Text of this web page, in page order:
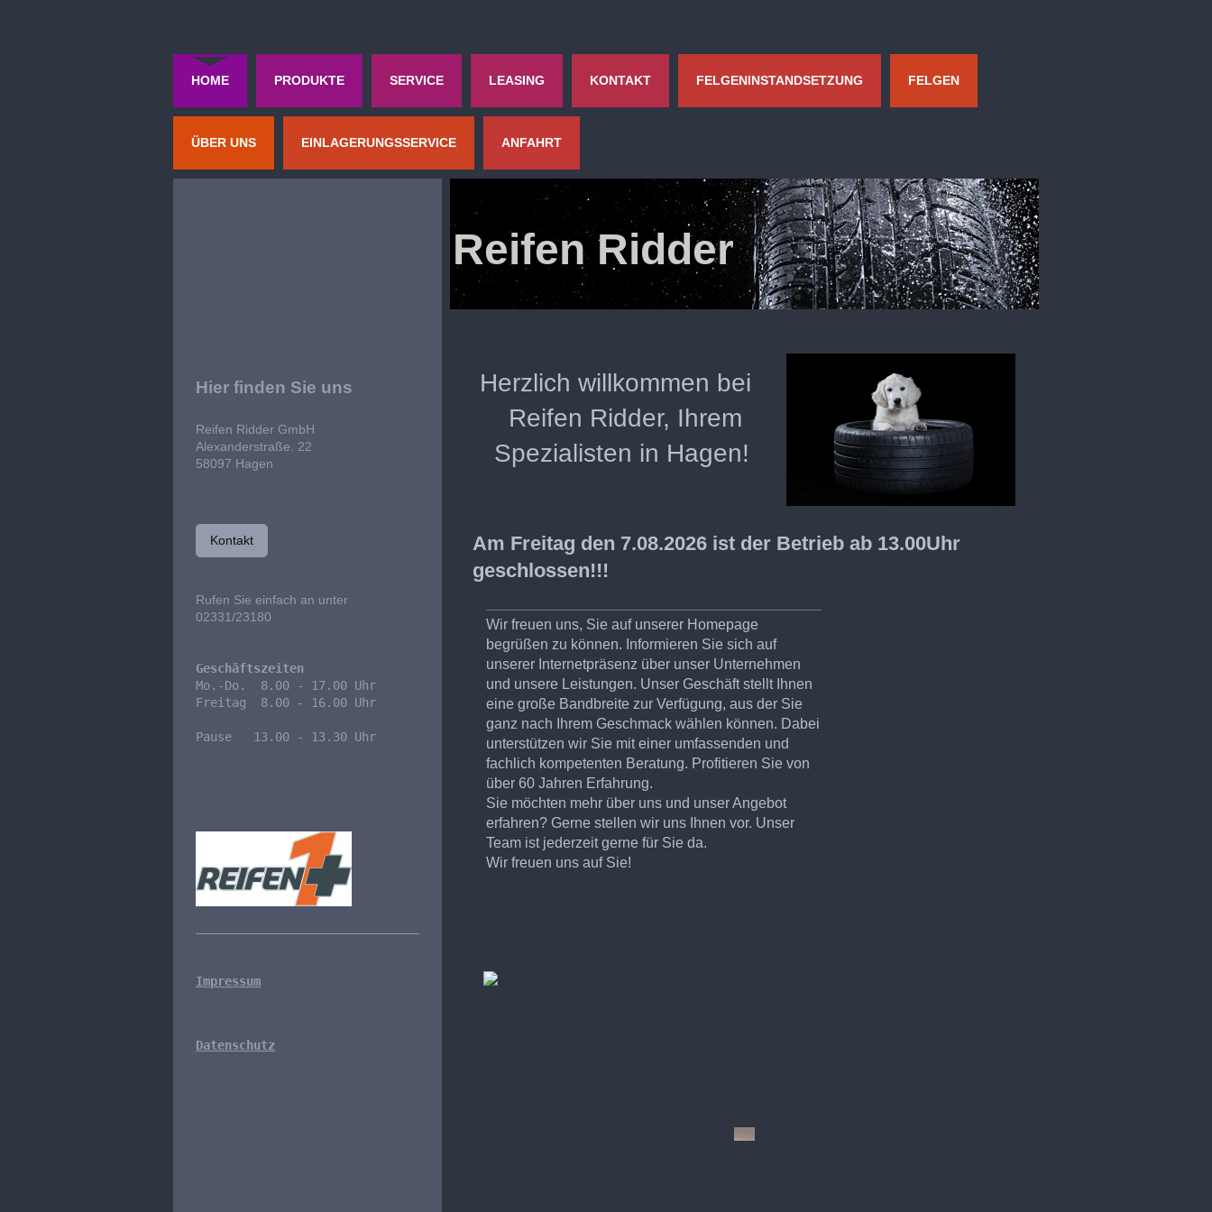
HOME PRODUKTE SERVICE LEASING KONTAKT FELGENINSTANDSETZUNG FELGEN
ÜBER UNS EINLAGERUNGSSERVICE ANFAHRT
Reifen Ridder
Herzlich willkommen bei
Reifen Ridder, Ihrem
Spezialisten in Hagen!
Am Freitag den 7.08.2026 ist der Betrieb ab 13.00Uhr
geschlossen!!!
Wir freuen uns, Sie auf unserer Homepage
begrüßen zu können. Informieren Sie sich auf
unserer Internetpräsenz über unser Unternehmen
und unsere Leistungen. Unser Geschäft stellt Ihnen
eine große Bandbreite zur Verfügung, aus der Sie
ganz nach Ihrem Geschmack wählen können. Dabei
unterstützen wir Sie mit einer umfassenden und
fachlich kompetenten Beratung. Profitieren Sie von
über 60 Jahren Erfahrung.
Sie möchten mehr über uns und unser Angebot
erfahren? Gerne stellen wir uns Ihnen vor. Unser
Team ist jederzeit gerne für Sie da.
Wir freuen uns auf Sie!
Hier finden Sie uns
Reifen Ridder GmbH
Alexanderstraße. 22
58097 Hagen
Kontakt
Rufen Sie einfach an unter
02331/23180
Geschäftszeiten
Mo.-Do.  8.00 - 17.00 Uhr
Freitag  8.00 - 16.00 Uhr
Pause   13.00 - 13.30 Uhr
Impressum
Datenschutz